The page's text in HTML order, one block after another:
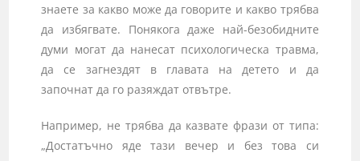
знаете за какво може да говорите и какво трябва
да избягвате. Понякога даже най-безобидните
думи могат да нанесат психологическа травма,
да се загнездят в главата на детето и да
започнат да го разяждат отвътре.
Например, не трябва да казвате фрази от типа:
„Достатъчно яде тази вечер и без това си